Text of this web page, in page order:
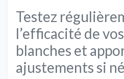
Testez
l’efficacité de
blanches et
ajustements si